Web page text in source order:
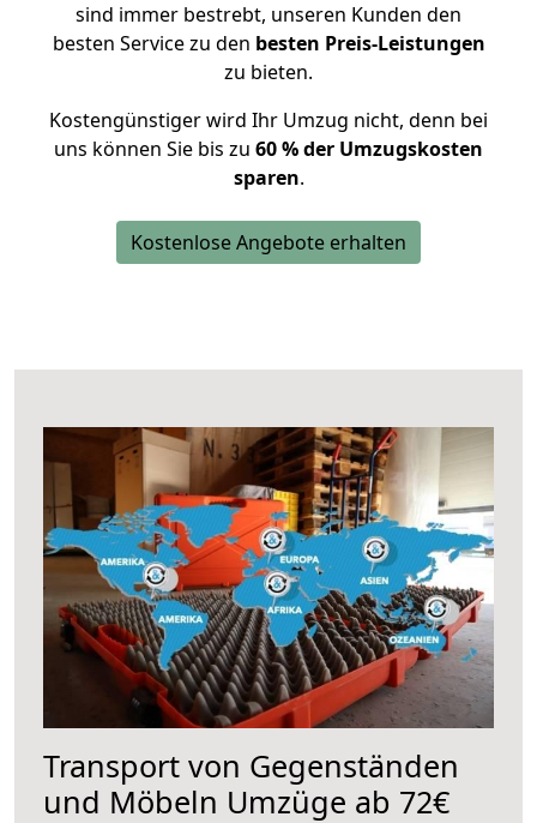
sind immer bestrebt, unseren Kunden den
besten Service zu den besten Preis-Leistungen
zu bieten.
Kostengünstiger wird Ihr Umzug nicht, denn bei
uns können Sie bis zu 60 % der Umzugskosten
sparen.
Kostenlose Angebote erhalten
Transport von Gegenständen
und Möbeln Umzüge ab 72€